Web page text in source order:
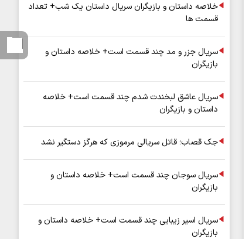
خلاصه داستان و بازیگران سریال داستان یک شب+ تعداد
قسمت ها
سریال جزر و مد چند قسمت است+ خلاصه داستان و
بازیگران
سریال عاشق لبخندت شدم چند قسمت است+ خلاصه
داستان و بازیگران
جک قصاب؛ قاتل سریالی مرموزی که هرگز دستگیر نشد
سریال سوجان چند قسمت است+ خلاصه داستان و
بازیگران
سریال اسیر زیبایی چند قسمت است+ خلاصه داستان و
بازیگران